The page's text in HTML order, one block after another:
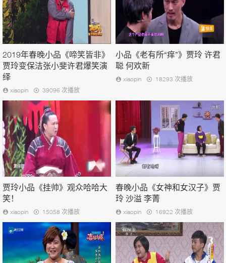
2019年春晚小品《啼笑皆非》
贾玲变保洁张小斐许君爆笑演
绎
xiaopin 39096 次播放
小品《老有所“痒”》贾玲 许君
聪 何欢新
xiaopin 18293 次播放
贾玲小品《挂帅》观众哈哈大
笑！
xiaopin 15058 次播放
春晚小品《女神和女汉子》贾
玲 沙溢 李菁
xiaopin 16922 次播放